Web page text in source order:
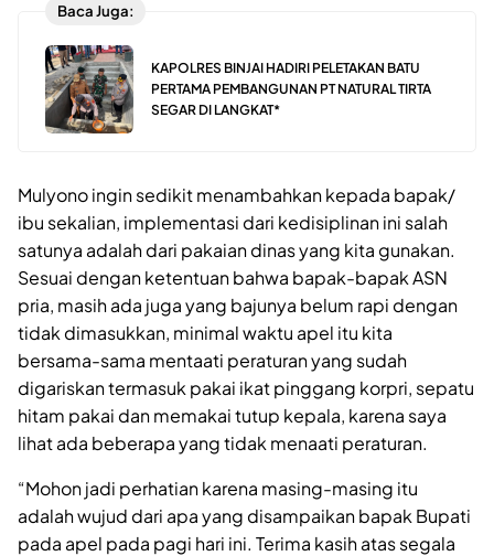
Baca Juga:
KAPOLRES BINJAI HADIRI PELETAKAN BATU
PERTAMA PEMBANGUNAN PT NATURAL TIRTA
SEGAR DI LANGKAT*
Mulyono ingin sedikit menambahkan kepada bapak/
ibu sekalian, implementasi dari kedisiplinan ini salah
satunya adalah dari pakaian dinas yang kita gunakan.
Sesuai dengan ketentuan bahwa bapak-bapak ASN
pria, masih ada juga yang bajunya belum rapi dengan
tidak dimasukkan, minimal waktu apel itu kita
bersama-sama mentaati peraturan yang sudah
digariskan termasuk pakai ikat pinggang korpri, sepatu
hitam pakai dan memakai tutup kepala, karena saya
lihat ada beberapa yang tidak menaati peraturan.
“Mohon jadi perhatian karena masing-masing itu
adalah wujud dari apa yang disampaikan bapak Bupati
pada apel pada pagi hari ini. Terima kasih atas segala